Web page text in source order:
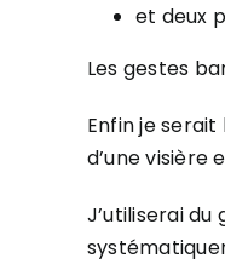
et deux
Les gestes
Enfin je
d’une visière
J’utiliserai